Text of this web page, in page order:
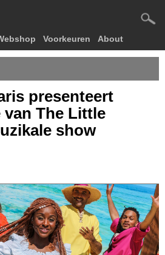
Voorkeuren About
presenteert
van The Little
show